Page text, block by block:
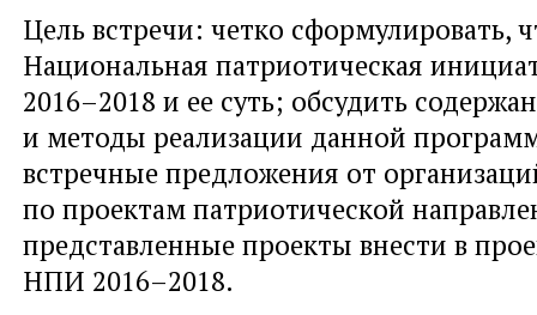
Цель встречи: четко сформулировать,
Национальная патриотическая
2016–2018 и ее суть; обсудить
и методы реализации данной
встречные предложения от
по проектам патриотической
представленные проекты внести в
НПИ 2016–2018.